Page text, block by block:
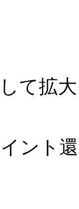
て拡
ント